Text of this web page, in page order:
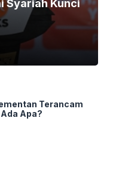
Syariah Kunci
Terancam
Apa?